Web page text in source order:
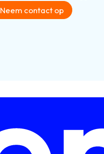
Neem contact op